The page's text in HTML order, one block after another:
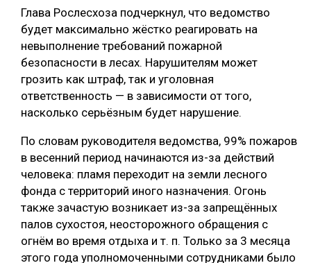
Глава Рослесхоза подчеркнул, что ведомство
будет максимально жёстко реагировать на
невыполнение требований пожарной
безопасности в лесах. Нарушителям может
грозить как штраф, так и уголовная
ответственность — в зависимости от того,
насколько серьёзным будет нарушение.
По словам руководителя ведомства, 99% пожаров
в весенний период начинаются из-за действий
человека: пламя переходит на земли лесного
фонда с территорий иного назначения. Огонь
также зачастую возникает из-за запрещённых
палов сухостоя, неосторожного обращения с
огнём во время отдыха и т. п. Только за 3 месяца
этого года уполномоченными сотрудниками было